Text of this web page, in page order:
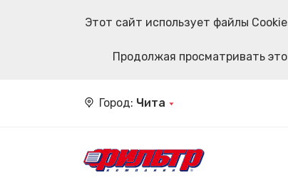
Этот сайт использует файлы
Продолжая просматривать
Город: Чита